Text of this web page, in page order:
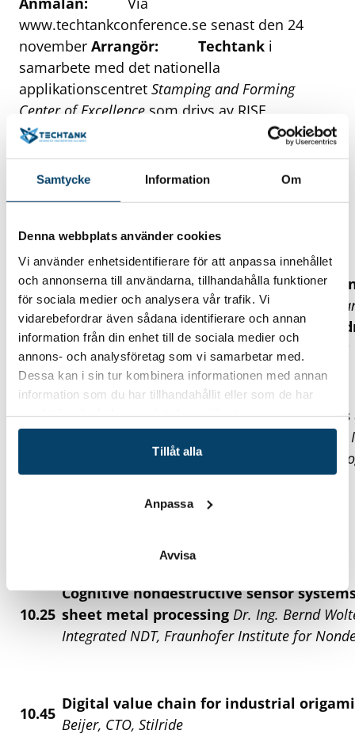
Samtycke Information Om
Denna webbplats använder cookies
Vi använder enhetsidentifierare för att anpassa innehållet
och annonserna till användarna, tillhandahålla funktioner
för sociala medier och analysera vår trafik. Vi
vidarebefordrar även sådana identifierare och annan
information från din enhet till de sociala medier och
annons- och analysföretag som vi samarbetar med.
Dessa kan i sin tur kombinera informationen med annan
information som du har tillhandahållit eller som de har
Tillåt alla
Anpassa
Avvisa
www.techtankconference.se senast den 24
november Arrangör: Techtank i
samarbete med det nationella
applikationscentret Stamping and Forming
Center of Excellence som drivs av RISE
Finansiering:
Techtank Conference 2020
Innovationsinitiativet, finansierat av Region
Blekinge och Olofströms kommun.
09.30
Welcome & Introduction to Techtank
Development Manager, Techtank Boel
Manufacturing in Mobility, RISE Opening
Global Manufacturing Engineering, Volvo Cars
Flexibility in forming: New Technologies
Erman Tekkaya, Professor and Director of
Components, Dortmund University of
10.25
Cognitive nondestructive sensor
sheet metal processing Dr. Ing. Bernd
Integrated NDT, Fraunhofer Institute for
10.45
Digital value chain for industrial origami
Beijer, CTO, Stilride